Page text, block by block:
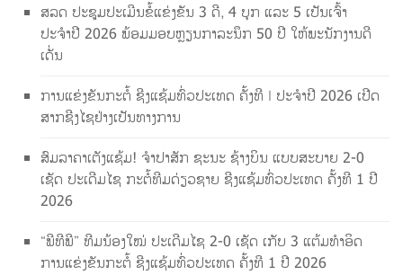
ສລດ ປະຊຸມປະເມີນຂໍ້ແຂ່ງຂັນ 3 ດີ, 4 ບຸກ ແລະ 5 ເປັນເຈົ້າ
ປະຈຳປີ 2026 ພ້ອມມອບຫຼຽນກາລະນຶກ 50 ປີ ໃຫ້ພະນັກງານດີ
ເດັ່ນ
ການແຂ່ງຂັນກະຕໍ້ ຊີງແຊ້ມທົ່ວປະເທດ ຄັ້ງທີ I ປະຈຳປີ 2026 ເປີດ
ສາກຊີງໄຊຢ່າງເປັນທາງການ
ສົມລາຄາເຕັງແຊ້ມ! ຈຳປາສັກ ຊະນະ ຊ້າງບິນ ແບບສະບາຍ 2-0
ເຊັດ ປະເດີມໄຊ ກະຕໍ້ທີມດ່ຽວຊາຍ ຊີງແຊ້ມທົ່ວປະເທດ ຄັ້ງທີ 1 ປີ
2026
“ພີທີພີ” ທີມນ້ອງໃໝ່ ປະເດີມໄຊ 2-0 ເຊັດ ເກັບ 3 ແຕ້ມທຳອິດ
ການແຂ່ງຂັນກະຕໍ້ ຊີງແຊ້ມທົ່ວປະເທດ ຄັ້ງທີ 1 ປີ 2026